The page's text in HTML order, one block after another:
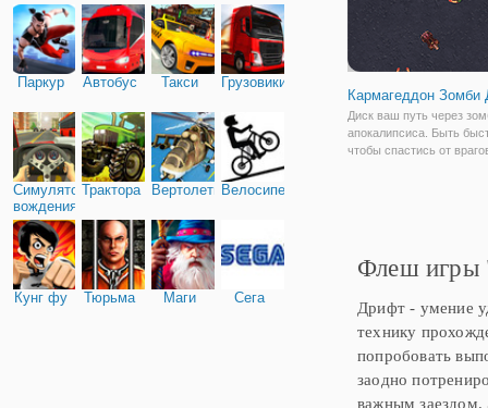
Паркур Автобус Такси Грузовики
Симулятор
вождения
Трактора ВертолетыВелосипед
Кунг фу Тюрьма Маги Сега
Кармагеддон Зомби
Диск ваш путь через
апокалипсиса. Быть
чтобы спастись от
Флеш игры
Дрифт - умение
технику
попробовать
заодно
важным заездом.